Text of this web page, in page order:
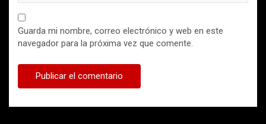
Guarda mi nombre, correo electrónico y web en este
navegador para la próxima vez que comente.